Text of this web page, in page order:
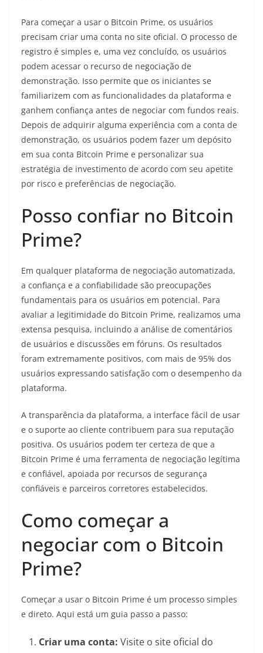
Para começar a usar o Bitcoin Prime, os usuários
precisam criar uma conta no site oficial. O processo de
registro é simples e, uma vez concluído, os usuários
podem acessar o recurso de negociação de
demonstração. Isso permite que os iniciantes se
familiarizem com as funcionalidades da plataforma e
ganhem confiança antes de negociar com fundos reais.
Depois de adquirir alguma experiência com a conta de
demonstração, os usuários podem fazer um depósito
em sua conta Bitcoin Prime e personalizar sua
estratégia de investimento de acordo com seu apetite
por risco e preferências de negociação.
Posso confiar no Bitcoin
Prime?
Em qualquer plataforma de negociação automatizada,
a confiança e a confiabilidade são preocupações
fundamentais para os usuários em potencial. Para
avaliar a legitimidade do Bitcoin Prime, realizamos uma
extensa pesquisa, incluindo a análise de comentários
de usuários e discussões em fóruns. Os resultados
foram extremamente positivos, com mais de 95% dos
usuários expressando satisfação com o desempenho da
plataforma.
A transparência da plataforma, a interface fácil de usar
e o suporte ao cliente contribuem para sua reputação
positiva. Os usuários podem ter certeza de que a
Bitcoin Prime é uma ferramenta de negociação legítima
e confiável, apoiada por recursos de segurança
confiáveis e parceiros corretores estabelecidos.
Como começar a
negociar com o Bitcoin
Prime?
Começar a usar o Bitcoin Prime é um processo simples
e direto. Aqui está um guia passo a passo:
Criar uma conta: Visite o site oficial do